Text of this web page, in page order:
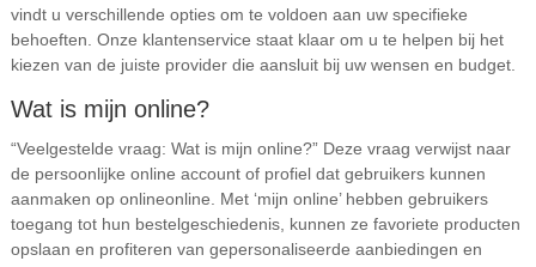
vindt u verschillende opties om te voldoen aan uw specifieke
behoeften. Onze klantenservice staat klaar om u te helpen bij het
kiezen van de juiste provider die aansluit bij uw wensen en budget.
Wat is mijn online?
“Veelgestelde vraag: Wat is mijn online?” Deze vraag verwijst naar
de persoonlijke online account of profiel dat gebruikers kunnen
aanmaken op onlineonline. Met ‘mijn online’ hebben gebruikers
toegang tot hun bestelgeschiedenis, kunnen ze favoriete producten
opslaan en profiteren van gepersonaliseerde aanbiedingen en